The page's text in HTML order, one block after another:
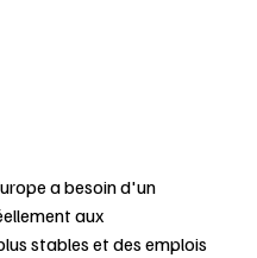
a besoin d'un
aux
stables et des emplois